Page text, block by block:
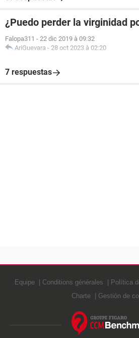
¿Puedo perder la virginidad
Falopa311 - 22 dic 2019 à 09:32
AriGuevara - 28 oct 2023 à 02:20
7 respuestas
Equipe Conditions générales Política
Charte
Gestión de